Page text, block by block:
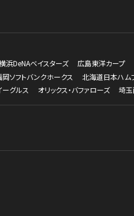
浜DeNAベイスターズ
広島東洋カープ
岡ソフトバンクホークス
北海道日本ハム
グルス オリックス・バファローズ 埼玉